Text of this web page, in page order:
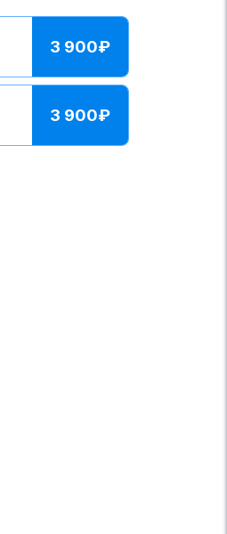
3 900₽
3 900₽